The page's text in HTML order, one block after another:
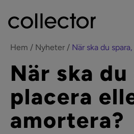
Hem Nyheter När ska du
När ska
placera
amortera?